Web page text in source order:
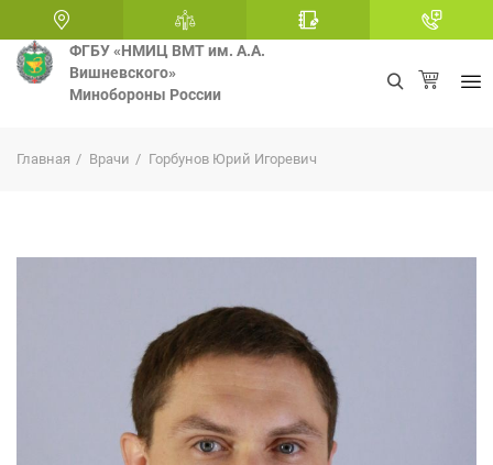
ФГБУ «НМИЦ ВМТ им. А.А.
Вишневского»
Минобороны России
Главная Врачи Горбунов Юрий Игоревич